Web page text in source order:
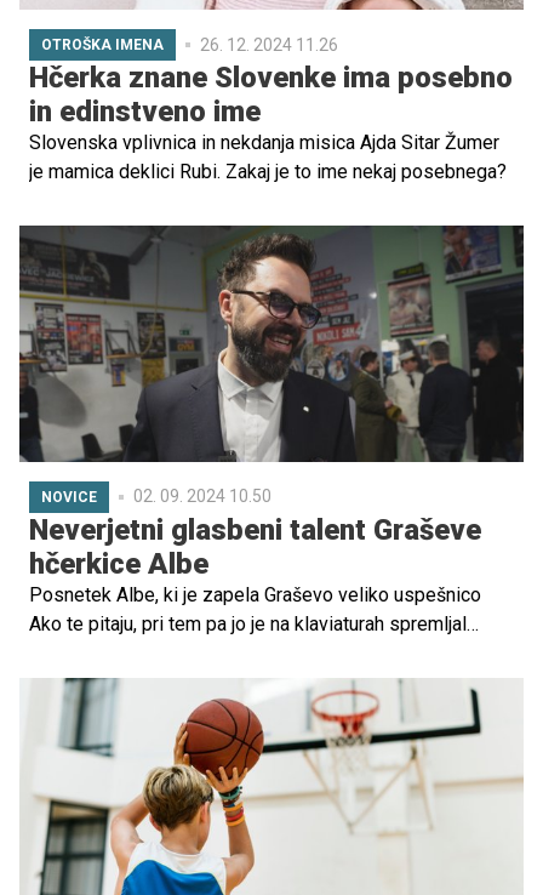
OTROŠKA IMENA 26. 12. 2024 11.26
Hčerka znane Slovenke ima posebno
in edinstveno ime
Slovenska vplivnica in nekdanja misica Ajda Sitar Žumer
je mamica deklici Rubi. Zakaj je to ime nekaj posebnega?
NOVICE 02. 09. 2024 10.50
Neverjetni glasbeni talent Graševe
hčerkice Albe
Posnetek Albe, ki je zapela Graševo veliko uspešnico
Ako te pitaju, pri tem pa jo je na klaviaturah spremljal
glasbenika. Kljub temu, da je mama Hana Huljić že
preteklo leto oznanila, da ima njuna hčerkica neverjeten
posluh in talent za glasbo, je deklica mnoge presenetila.